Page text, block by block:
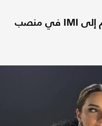
الإعلامية هادلي غامبل تنضم إلى IMI في منصب